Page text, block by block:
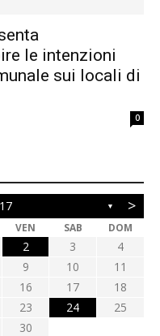
le intenzioni
sui locali di
0
▼ >
VEN SAB DOM
2 3
4
9 10
11
16 17
18
23 24
25
30